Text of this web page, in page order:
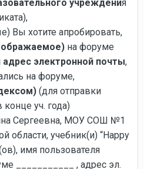
учреждения
Вы хотите апробировать,
на форуме
адрес электронной почты,
на форуме,
(для отправки
конце уч. года)
Сергеевна, МОУ СОШ №1
области, учебник(и) “Happy
имя пользователя
___________ , адрес эл.